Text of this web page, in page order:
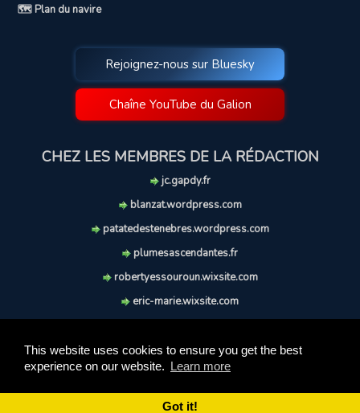
This website uses cookies to ensure you get the best
experience on our website. Learn more
Got it!
🗺️ Plan du navire
Rejoignez-nous sur Bluesky
Chaîne YouTube du Galion
CHEZ LES MEMBRES DE LA RÉDACTION
jc.gapdy.fr
blanzat.wordpress.com
patatedestenebres.wordpress.com
plumesascendantes.fr
robertyessouroun.wixsite.com
eric-marie.wixsite.com
soufflereve.blogspot.com
Ce site est réalisé et maintenu avec coeur et passion.